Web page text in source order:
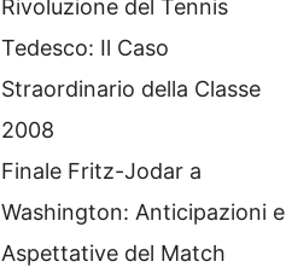
Rivoluzione del Tennis
Tedesco: Il Caso
Straordinario della Classe
2008
Finale Fritz-Jodar a
Washington: Anticipazioni e
Aspettative del Match